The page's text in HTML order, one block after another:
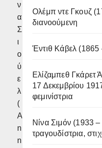
ν
α
Σ
ι
ο
ύ
ε
λ
(
A
n
n
Ολέμπ ντε Γκουζ
διανοούμενη
Έντιθ Κάβελ
Ελίζαμπεθ Γκάρετ
17 Δεκεμβρίου
φεμινίστρια
Νίνα Σιμόν (1933
τραγουδίστρια,